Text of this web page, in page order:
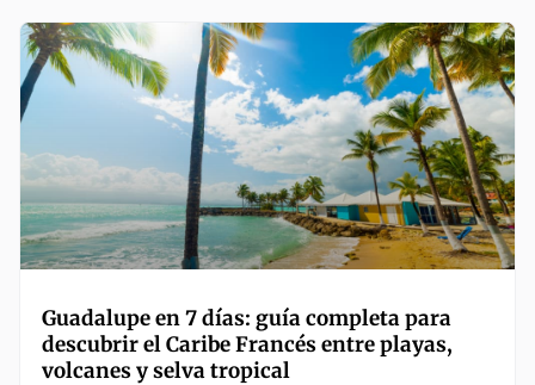
Guadalupe en 7 días: guía completa para
descubrir el Caribe Francés entre playas,
volcanes y selva tropical